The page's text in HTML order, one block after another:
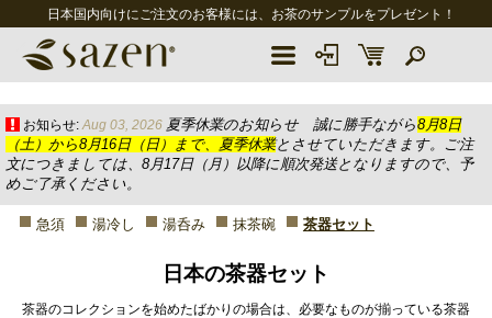
日本国内向けにご注文のお客様には、お茶のサンプルをプレゼント！
お知らせ: Aug 03, 2026 夏季休業のお知らせ 誠に勝手ながら8月8日
（土）から8月16日（日）まで、夏季休業とさせていただきます。ご注
文につきましては、8月17日（月）以降に順次発送となりますので、予
めご了承ください。
急須 湯冷し 湯呑み 抹茶碗 茶器セット
日本の茶器セット
茶器のコレクションを始めたばかりの場合は、必要なものが揃っている茶器